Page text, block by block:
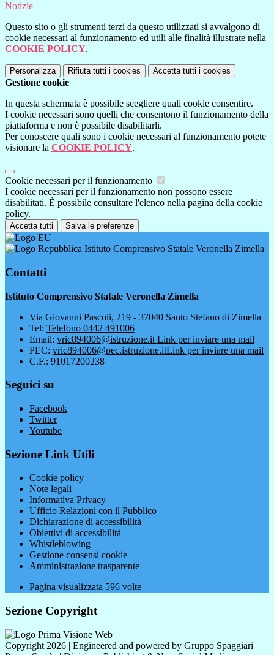
Notizie
Questo sito o gli strumenti terzi da questo utilizzati si avvalgono di
cookie necessari al funzionamento ed utili alle finalità illustrate nella
COOKIE POLICY.
Personalizza Rifiuta tutti i cookies Accetta tutti i cookies
Gestione cookie
In questa schermata è possibile scegliere quali cookie consentire.
I cookie necessari sono quelli che consentono il funzionamento della
piattaforma e non è possibile disabilitarli.
Per conoscere quali sono i cookie necessari al funzionamento potete
visionare la COOKIE POLICY.
Cookie necessari per il funzionamento
I cookie necessari per il funzionamento non possono essere
disabilitati. È possibile consultare l'elenco nella pagina della cookie
policy.
Accetta tutti Salva le preferenze
Istituto Comprensivo Statale Veronella Zimella
Contatti
Istituto Comprensivo Statale Veronella Zimella
Via Giovanni Pascoli, 219 - 37040 Santo Stefano di Zimella
Tel: Telefono 0442 491006
Email: vric894006@istruzione.it Link per inviare una mail
PEC: vric894006@pec.istruzione.itLink per inviare una mail
C.F.: 91017200238
Seguici su
Facebook
Twitter
Youtube
Sezione Link Utili
Cookie policy
Note legali
Informativa Privacy
Ufficio Relazioni con il Pubblico
Dichiarazione di accessibilità
Obiettivi di accessibilità
Whistleblowing
Gestione consensi cookie
Amministrazione trasparente
Pagina visualizzata 596 volte
Sezione Copyright
Copyright 2026 | Engineered and powered by Gruppo Spaggiari